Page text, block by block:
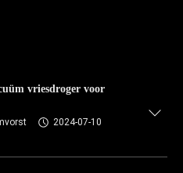
vriesdroger voor
2024-07-10